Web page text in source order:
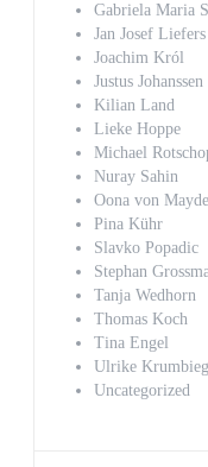
Gabriela Maria
Jan Josef Liefers
Joachim Król
Justus Johanssen
Kilian Land
Lieke Hoppe
Michael
Nuray Sahin
Oona von
Pina Kühr
Slavko Popadic
Stephan
Tanja Wedhorn
Thomas Koch
Tina Engel
Ulrike
Uncategorized